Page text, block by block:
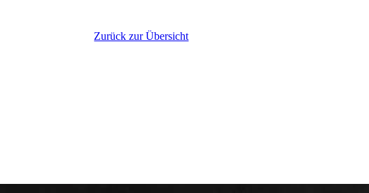
Zurück zur Übersicht